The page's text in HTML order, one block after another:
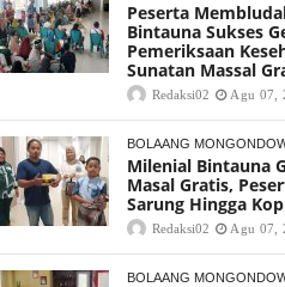
Peserta
Bintauna Sukses
Pemeriksaan
Sunatan Massal
Redaksi02 Agu 07,
BOLAANG
Milenial Bintauna
Masal Gratis,
Sarung Hingga
Redaksi02 Agu 07,
BOLAANG